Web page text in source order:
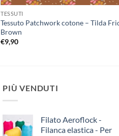
TESSUTI
Tessuto Patchwork cotone – Tilda
Brown
€9,90
PIÙ VENDUTI
Filato Aeroflock -
Filanca elastica - Per